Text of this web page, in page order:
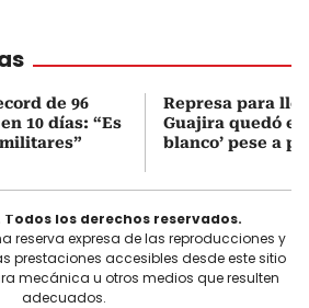
de 96
10 días: “Es
Represa para
Guajira quedó en
blanco’ pese a
Todos los derechos reservados.
reserva expresa de las reproducciones y
prestaciones accesibles desde este sitio
mecánica u otros medios que resulten
adecuados.